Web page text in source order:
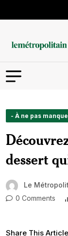
- À ne pas
dessert
Le
0 Comments
Share This